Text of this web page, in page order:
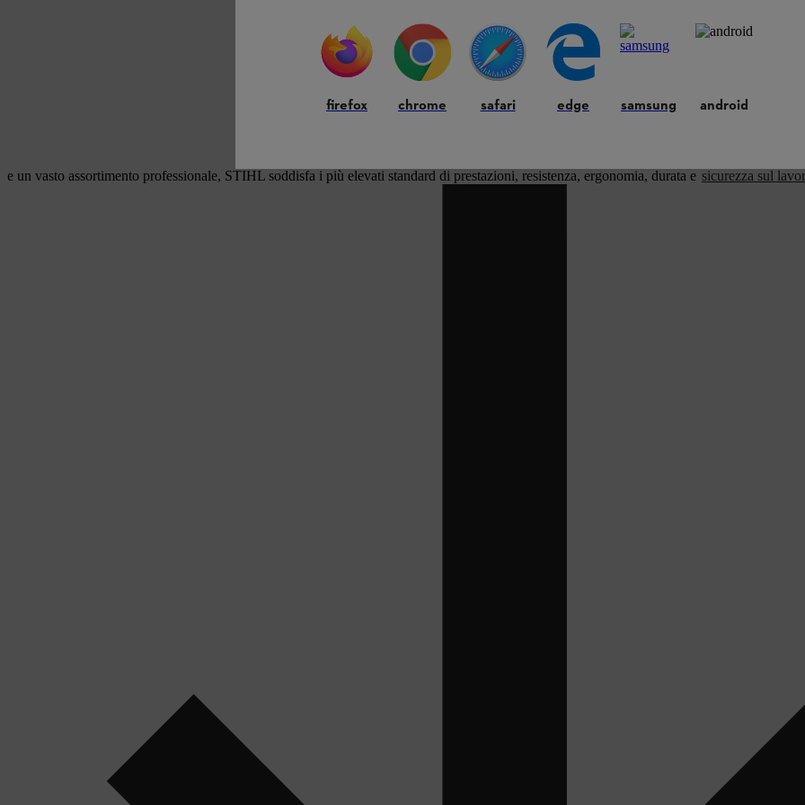
e un vasto assortimento professionale, STIHL soddisfa i più elevati standard di prestazioni, resistenza, ergonomia, durata e sicurezza sul
firefox chrome safari edge samsung android